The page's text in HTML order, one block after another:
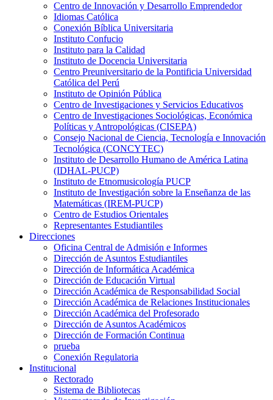
Centro de Innovación y Desarrollo Emprendedor
Idiomas Católica
Conexión Bíblica Universitaria
Instituto Confucio
Instituto para la Calidad
Instituto de Docencia Universitaria
Centro Preuniversitario de la Pontificia Universidad
Católica del Perú
Instituto de Opinión Pública
Centro de Investigaciones y Servicios Educativos
Centro de Investigaciones Sociológicas, Económica
Políticas y Antropológicas (CISEPA)
Consejo Nacional de Ciencia, Tecnología e Innovación
Tecnológica (CONCYTEC)
Instituto de Desarrollo Humano de América Latina
(IDHAL-PUCP)
Instituto de Etnomusicología PUCP
Instituto de Investigación sobre la Enseñanza de las
Matemáticas (IREM-PUCP)
Centro de Estudios Orientales
Representantes Estudiantiles
Direcciones
Oficina Central de Admisión e Informes
Dirección de Asuntos Estudiantiles
Dirección de Informática Académica
Dirección de Educación Virtual
Dirección Académica de Responsabilidad Social
Dirección Académica de Relaciones Institucionales
Dirección Académica del Profesorado
Dirección de Asuntos Académicos
Dirección de Formación Continua
prueba
Conexión Regulatoria
Institucional
Rectorado
Sistema de Bibliotecas